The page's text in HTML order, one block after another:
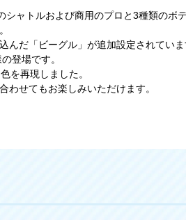
ャトルおよび商用のプロと3種類のボ
だ「ビーグル」が追加設定されていま
登場です。
を再現しました。
せてもお楽しみいただけます。